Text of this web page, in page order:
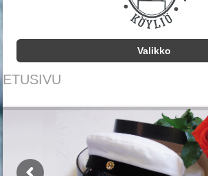
Valikko
Siirry sisältöön
ETUSIVU